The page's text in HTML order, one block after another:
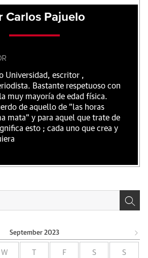
Carlos Pajuelo
Universidad, escritor ,
Bastante respetuoso con
muy mayoría de edad física.
de aquello de "las horas
mata" y para aquel que trate de
esto ; cada uno que crea y
September 2023
W F S S